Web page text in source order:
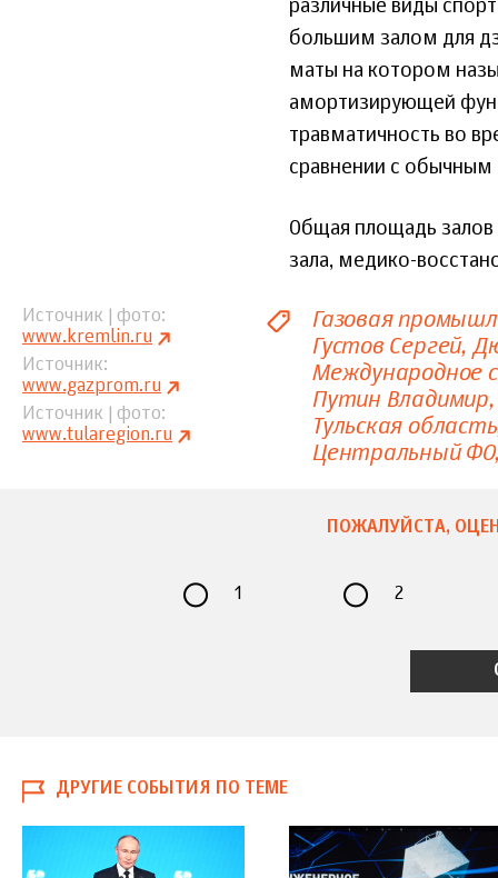
различные виды
большим залом для
маты на котором
амортизирующей
травматичность во
сравнении с
Общая площадь залов
зала, медико-
Источник | фото
www.kremlin.ru
Источник
www.gazprom.ru
Источник | фото
www.tularegion.ru
Газовая
Густов Сергей
Международное
Путин Владимир
Тульская область
Центральный ФО
ПОЖАЛУЙСТА,
1 2
ДРУГИЕ СОБЫТИЯ ПО ТЕМЕ